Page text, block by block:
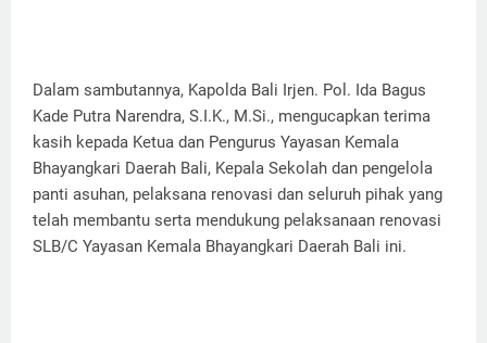
Dalam sambutannya, Kapolda Bali Irjen. Pol. Ida Bagus
Kade Putra Narendra, S.I.K., M.Si., mengucapkan terima
kasih kepada Ketua dan Pengurus Yayasan Kemala
Bhayangkari Daerah Bali, Kepala Sekolah dan pengelola
panti asuhan, pelaksana renovasi dan seluruh pihak yang
telah membantu serta mendukung pelaksanaan renovasi
SLB/C Yayasan Kemala Bhayangkari Daerah Bali ini.